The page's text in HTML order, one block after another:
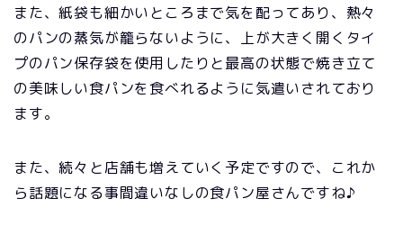
また、紙袋も細かいところまで気を配ってあり、熱々
のパンの蒸気が籠らないように、上が大きく開くタイ
プのパン保存袋を使用したりと最高の状態で焼き立て
の美味しい食パンを食べれるように気遣いされており
ます。
また、続々と店舗も増えていく予定ですので、これか
ら話題になる事間違いなしの食パン屋さんですね♪